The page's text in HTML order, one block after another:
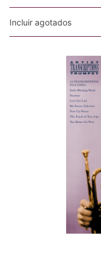
Incluir agotados